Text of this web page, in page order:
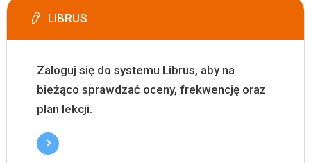
LIBRUS
Zaloguj się do systemu Librus, aby na
bieżąco sprawdzać oceny, frekwencję oraz
plan lekcji.